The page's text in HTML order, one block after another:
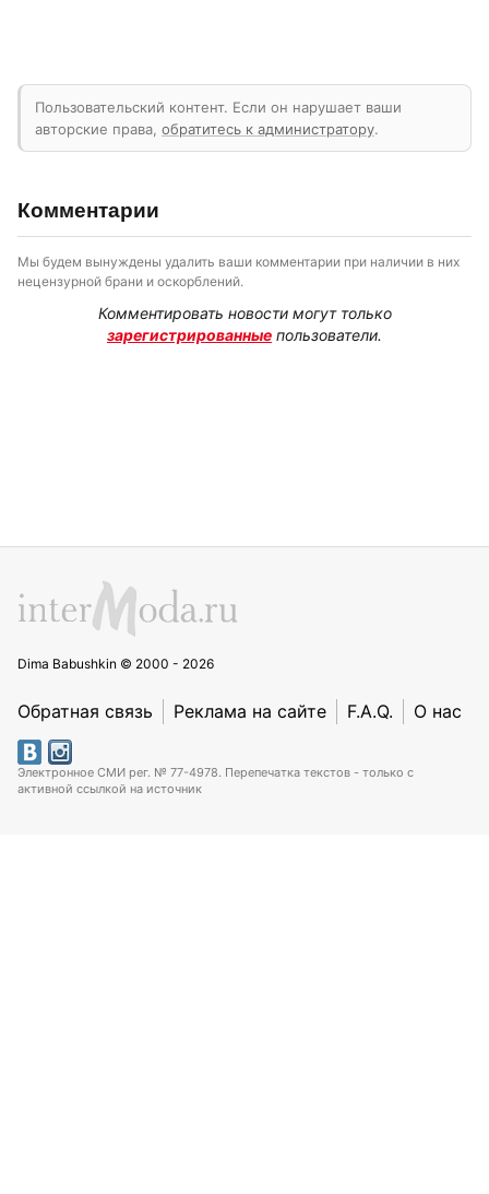
Пользовательский контент. Если он нарушает ваши
авторские права, обратитесь к администратору.
Комментарии
Мы будем вынуждены удалить ваши комментарии при наличии в них
нецензурной брани и оскорблений.
Комментировать новости могут только
зарегистрированные пользователи.
Dima Babushkin © 2000 - 2026
Обратная связь Реклама на сайте F.A.Q. О нас
Электронное СМИ рег. № 77-4978. Перепечатка текстов - только с
активной ссылкой на источник